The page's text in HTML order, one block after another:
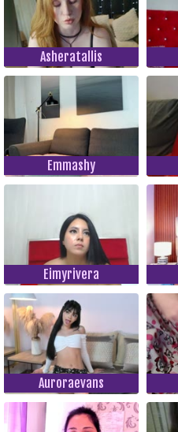
Asheratallis
Emmashy
Eimyrivera
Auroraevans